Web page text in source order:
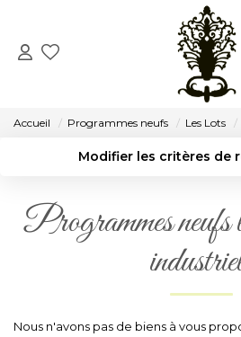
ACCUEIL
CONSEIL
Accueil Programmes neufs Les Lots
Modifier les critères de
Sélectionnez...
Type de bien
Créer une alerte
Programmes neufs
Nous n'avons pas de biens à vous